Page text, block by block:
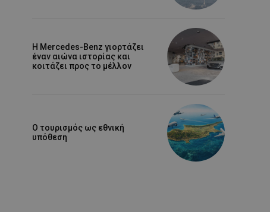
Η Mercedes-Benz γιορτάζει
έναν αιώνα ιστορίας και
κοιτάζει προς το μέλλον
Ο τουρισμός ως εθνική
υπόθεση